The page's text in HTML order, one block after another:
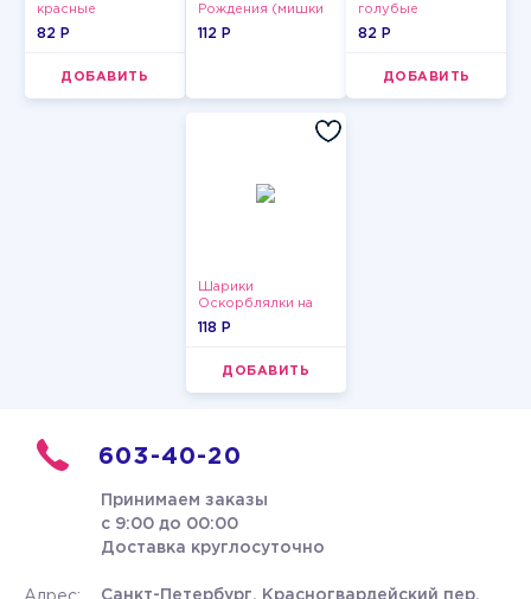
красные
пастельные
82 P
ДОБАВИТЬ
Рождения (мишки
и тортики)
112 P
голубые
пастельные
82 P
ДОБАВИТЬ
Шарики
Оскорблялки на
день рождения для
118 P
ДОБАВИТЬ
603-40-20
Принимаем заказы
с 9:00 до 00:00
Доставка круглосуточно
Санкт-Петербург, Красногвардейский пер.